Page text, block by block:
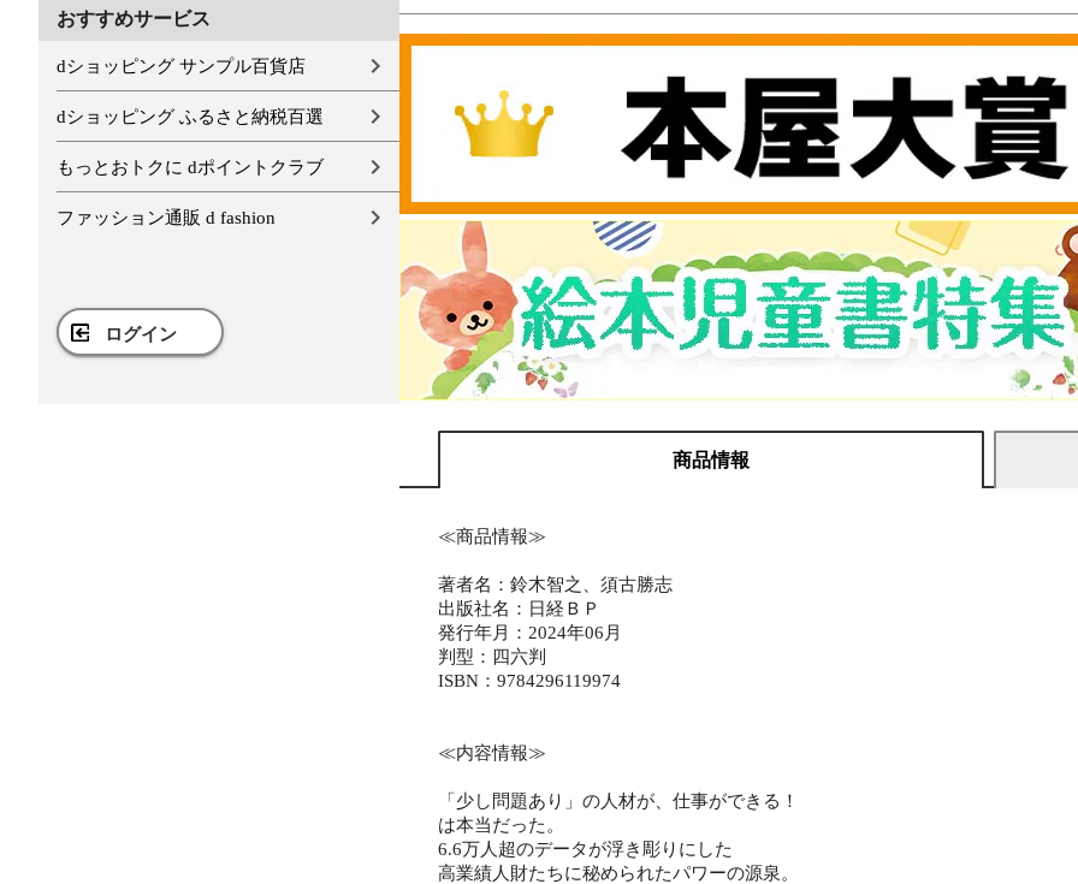
おすすめサービス
dショッピング サンプル百貨店
dショッピング ふるさと納税百選
もっとおトクに dポイントクラブ
ファッション通販 d fashion
ログイン
商品情報
≪商品情報≫
著者名：鈴木智之、須古勝志
出版社名：日経ＢＰ
発行年月：2024年06月
判型：四六判
ISBN：9784296119974
≪内容情報≫
「少し問題あり」の人材が、仕事ができる！
は本当だった。
6.6万人超のデータが浮き彫りにした
高業績人財たちに秘められたパワーの源泉。